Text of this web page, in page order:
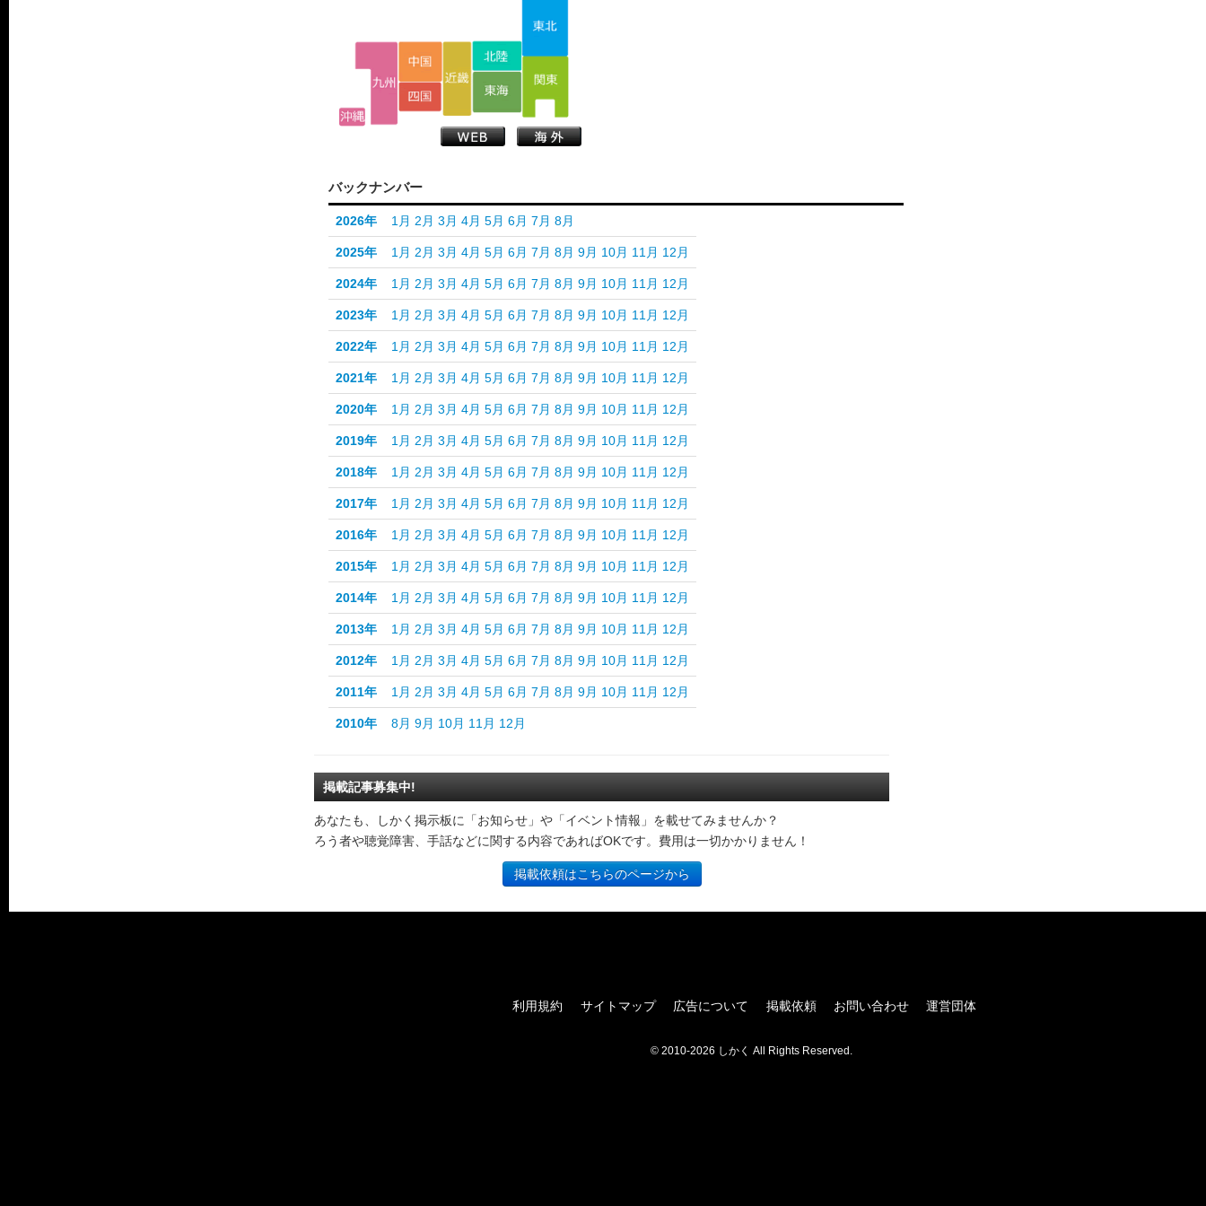
バックナンバー
2026年 1月 2月 3月 4月 5月 6月 7月 8月
2025年 1月 2月 3月 4月 5月 6月 7月 8月 9月 10月 11月 12月
2024年 1月 2月 3月 4月 5月 6月 7月 8月 9月 10月 11月 12月
2023年 1月 2月 3月 4月 5月 6月 7月 8月 9月 10月 11月 12月
2022年 1月 2月 3月 4月 5月 6月 7月 8月 9月 10月 11月 12月
2021年 1月 2月 3月 4月 5月 6月 7月 8月 9月 10月 11月 12月
2020年 1月 2月 3月 4月 5月 6月 7月 8月 9月 10月 11月 12月
2019年 1月 2月 3月 4月 5月 6月 7月 8月 9月 10月 11月 12月
2018年 1月 2月 3月 4月 5月 6月 7月 8月 9月 10月 11月 12月
2017年 1月 2月 3月 4月 5月 6月 7月 8月 9月 10月 11月 12月
2016年 1月 2月 3月 4月 5月 6月 7月 8月 9月 10月 11月 12月
2015年 1月 2月 3月 4月 5月 6月 7月 8月 9月 10月 11月 12月
2014年 1月 2月 3月 4月 5月 6月 7月 8月 9月 10月 11月 12月
2013年 1月 2月 3月 4月 5月 6月 7月 8月 9月 10月 11月 12月
2012年 1月 2月 3月 4月 5月 6月 7月 8月 9月 10月 11月 12月
2011年 1月 2月 3月 4月 5月 6月 7月 8月 9月 10月 11月 12月
2010年 8月 9月 10月 11月 12月
掲載記事募集中!
あなたも、しかく掲示板に「お知らせ」や「イベント情報」を載せてみませんか？
ろう者や聴覚障害、手話などに関する内容であればOKです。費用は一切かかりません！
掲載依頼はこちらのページから
利用規約 サイトマップ 広告について 掲載依頼 お問い合わせ 運営団体
© 2010-2026 しかく All Rights Reserved.